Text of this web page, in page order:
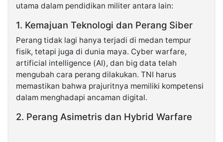
utama dalam pendidikan militer antara lain:
1. Kemajuan Teknologi dan Perang Siber
Perang tidak lagi hanya terjadi di medan tempur
fisik, tetapi juga di dunia maya. Cyber warfare,
artificial intelligence (AI), dan big data telah
mengubah cara perang dilakukan. TNI harus
memastikan bahwa prajuritnya memiliki kompetensi
dalam menghadapi ancaman digital.
2. Perang Asimetris dan Hybrid Warfare